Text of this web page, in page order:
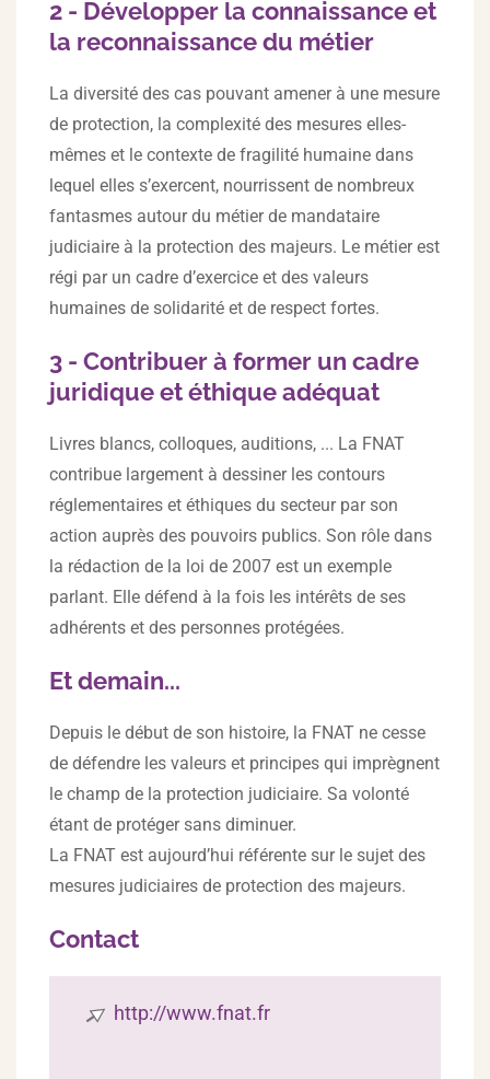
2 - Développer la connaissance et
la reconnaissance du métier
La diversité des cas pouvant amener à une mesure
de protection, la complexité des mesures elles-
mêmes et le contexte de fragilité humaine dans
lequel elles s’exercent, nourrissent de nombreux
fantasmes autour du métier de mandataire
judiciaire à la protection des majeurs. Le métier est
régi par un cadre d’exercice et des valeurs
humaines de solidarité et de respect fortes.
3 - Contribuer à former un cadre
juridique et éthique adéquat
Livres blancs, colloques, auditions, ... La FNAT
contribue largement à dessiner les contours
réglementaires et éthiques du secteur par son
action auprès des pouvoirs publics. Son rôle dans
la rédaction de la loi de 2007 est un exemple
parlant. Elle défend à la fois les intérêts de ses
adhérents et des personnes protégées.
Et demain...
Depuis le début de son histoire, la FNAT ne cesse
de défendre les valeurs et principes qui imprègnent
le champ de la protection judiciaire. Sa volonté
étant de protéger sans diminuer.
La FNAT est aujourd’hui référente sur le sujet des
mesures judiciaires de protection des majeurs.
Contact
http://www.fnat.fr